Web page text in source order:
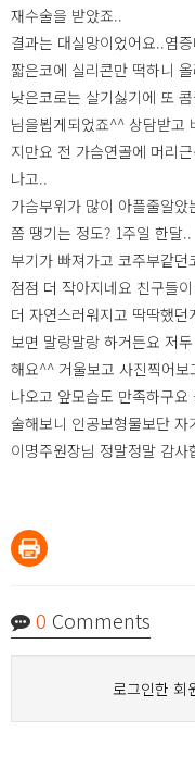
재수술을 받았죠..
결과는 대실망이었어요..염
짧은코에 실리콘만 떡하니
낮은코로는 살기싫기에 또
님을뵙게되었죠^^ 상담받고
지만요 전 가슴연골에 머리
나고..
가슴부위가 많이 아플줄알
쫌 땡기는 정도? 1주일 한달..
부기가 빠져가고 코주부같
점점 더 작아지네요 친구들
더 자연스러워지고 딱딱했
보면 말랑말랑 하거든요 저
해요^^ 거울보고 사진찍어
나오고 앞모습도 만족하구
술해보니 인공보형물보단
이명주원장님 정말정말 감사
0 Comments
로그인한 회